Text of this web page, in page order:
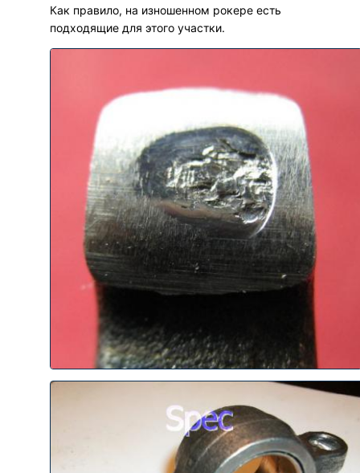
Как правило, на изношенном рокере есть
подходящие для этого участки.